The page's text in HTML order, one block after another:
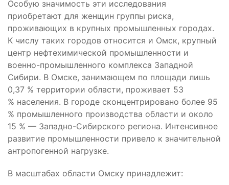
Особую значимость эти исследования
приобретают для женщин группы риска,
проживающих в крупных промышленных городах.
К числу таких городов относится и Омск, крупный
центр нефтехимической промышленности и
военно-промышленного комплекса Западной
Сибири. В Омске, занимающем по площади лишь
0,37 % территории области, проживает 53
% населения. В городе сконцентрировано более 95
% промышленного производства области и около
15 % — Западно-Сибирского региона. Интенсивное
развитие промышленности привело к значительной
антропогенной нагрузке.
В масштабах области Омску принадлежит: